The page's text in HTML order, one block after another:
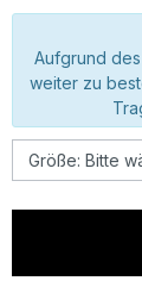
Aufgrund
weiter zu